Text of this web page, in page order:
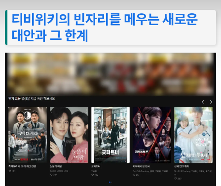
티비위키의 빈자리를 메우는 새로운
대안과 그 한계